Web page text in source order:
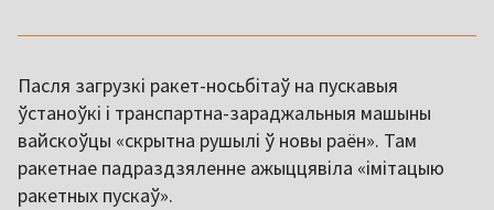
Пасля загрузкі ракет-носьбітаў на пускавыя
ўстаноўкі і транспартна-зараджальныя машыны
вайскоўцы «скрытна рушылі ў новы раён». Там
ракетнае падраздзяленне ажыццявіла «імітацыю
ракетных пускаў».